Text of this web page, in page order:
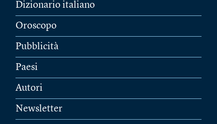
Dizionario italiano
Oroscopo
Pubblicità
Paesi
Autori
Newsletter